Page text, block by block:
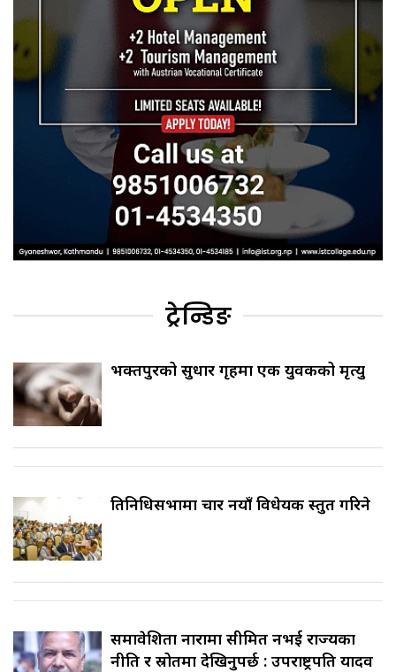
ट्रेन्डिङ
भक्तपुरको सुधार गृहमा एक युवकको मृत्यु
प्रतिनिधिसभामा चार नयाँ विधेयक प्रस्तुत गरिने
समावेशिता नारामा सीमित नभई राज्यका
नीति र स्रोतमा देखिनुपर्छ : उपराष्ट्रपति यादव